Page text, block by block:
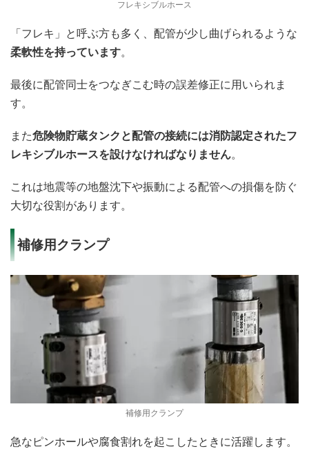
フレキシブルホース
「フレキ」と呼ぶ方も多く、配管が少し曲げられるような
柔軟性を持っています。
最後に配管同士をつなぎこむ時の誤差修正に用いられま
す。
また危険物貯蔵タンクと配管の接続には消防認定されたフ
レキシブルホースを設けなければなりません。
これは地震等の地盤沈下や振動による配管への損傷を防ぐ
大切な役割があります。
補修用クランプ
補修用クランプ
急なピンホールや腐食割れを起こしたときに活躍します。